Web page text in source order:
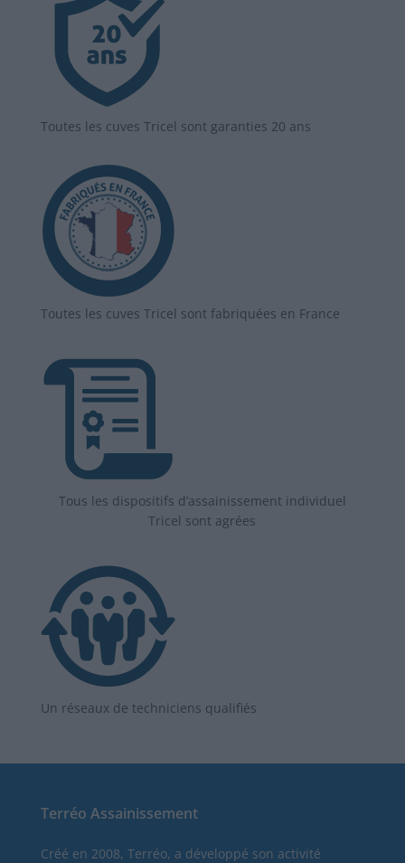
Toutes les cuves Tricel sont garanties 20 ans
Toutes les cuves Tricel sont fabriquées en France
Tous les dispositifs d’assainissement individuel
Tricel sont agrées
Un réseaux de techniciens qualifiés
Terréo Assainissement
Créé en 2008, Terréo, a développé son activité